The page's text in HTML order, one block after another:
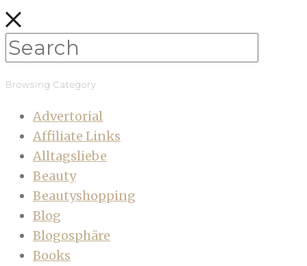
Browsing Category
Advertorial
Affiliate Links
Alltagsliebe
Beauty
Beautyshopping
Blog
Blogosphäre
Books